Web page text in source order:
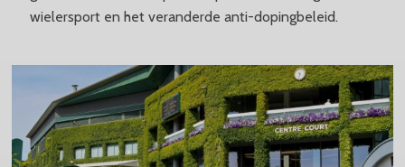
wielersport en het veranderde anti-dopingbeleid.